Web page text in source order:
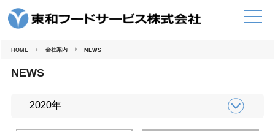
HOME 会社案内 NEWS
NEWS